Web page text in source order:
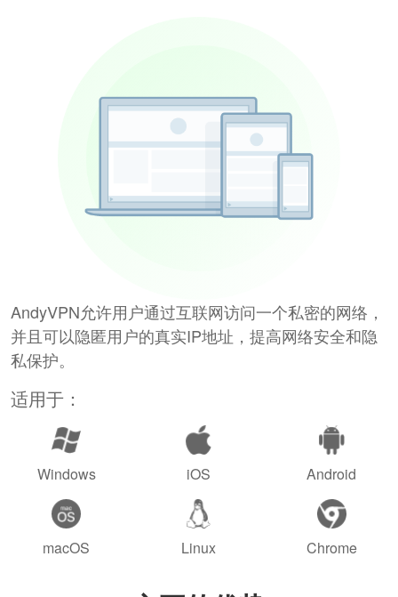
AndyVPN允许用户通过互联网访问一个私密的网络，
并且可以隐匿用户的真实IP地址，提高网络安全和隐
私保护。
适用于：
Windows iOS Android
macOS Linux Chrome